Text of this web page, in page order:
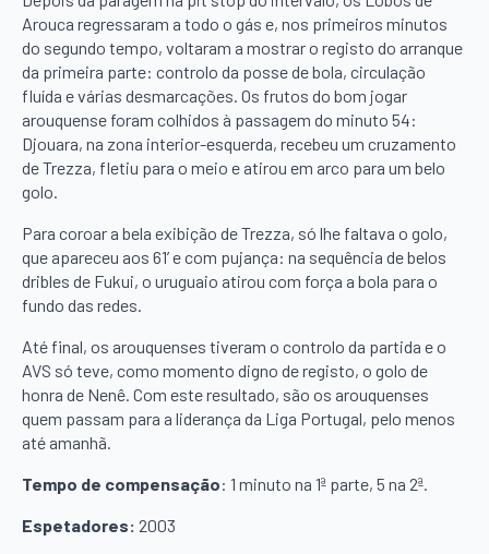
Arouca regressaram a todo o gás e, nos primeiros minutos
do segundo tempo, voltaram a mostrar o registo do arranque
da primeira parte: controlo da posse de bola, circulação
fluída e várias desmarcações. Os frutos do bom jogar
arouquense foram colhidos à passagem do minuto 54:
Djouara, na zona interior-esquerda, recebeu um cruzamento
de Trezza, fletiu para o meio e atirou em arco para um belo
golo.
Para coroar a bela exibição de Trezza, só lhe faltava o golo,
que apareceu aos 61’ e com pujança: na sequência de belos
dribles de Fukui, o uruguaio atirou com força a bola para o
fundo das redes.
Até final, os arouquenses tiveram o controlo da partida e o
AVS só teve, como momento digno de registo, o golo de
honra de Nenê. Com este resultado, são os arouquenses
quem passam para a liderança da Liga Portugal, pelo menos
até amanhã.
Tempo de compensação: 1 minuto na 1ª parte, 5 na 2ª.
Espetadores: 2003